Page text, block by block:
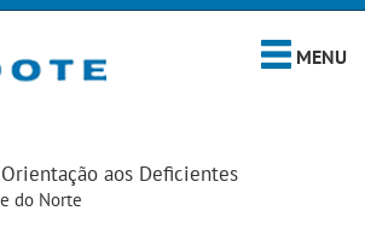
MENU
aos Deficientes
do Norte